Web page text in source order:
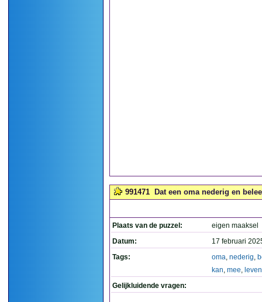
991471 Dat een oma nederig en
Plaats van de puzzel:
eigen maaksel
Datum:
17 februari
Tags:
oma, nederig,
kan, mee, leven
Gelijkluidende vragen: